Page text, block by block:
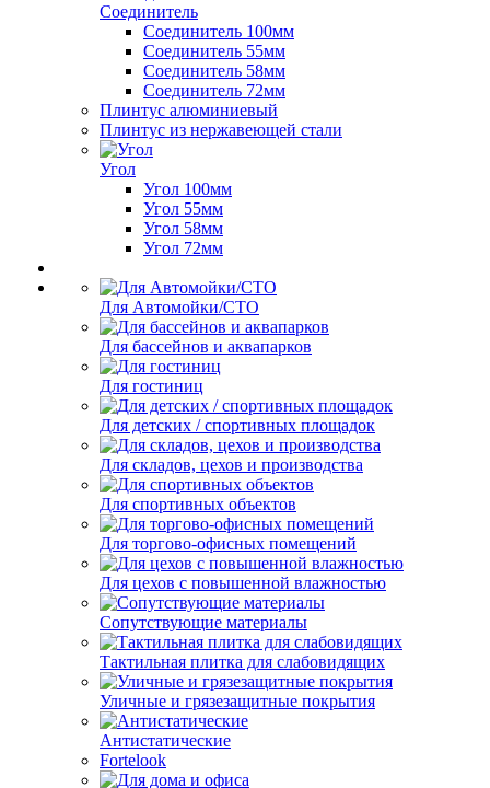
Соединитель
Соединитель 100мм
Соединитель 55мм
Соединитель 58мм
Соединитель 72мм
Плинтус алюминиевый
Плинтус из нержавеющей стали
Угол
Угол 100мм
Угол 55мм
Угол 58мм
Угол 72мм
Для Автомойки/СТО
Для бассейнов и аквапарков
Для гостиниц
Для детских / спортивных площадок
Для складов, цехов и производства
Для спортивных объектов
Для торгово-офисных помещений
Для цехов с повышенной влажностью
Сопутствующие материалы
Тактильная плитка для слабовидящих
Уличные и грязезащитные покрытия
Антистатические
Fortelook